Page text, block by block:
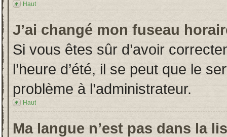
Haut
J’ai changé mon fuseau
Si vous êtes sûr d’avoir
l’heure d’été, il se peut que le
problème à l’administrateur.
Haut
Ma langue n’est pas dans la